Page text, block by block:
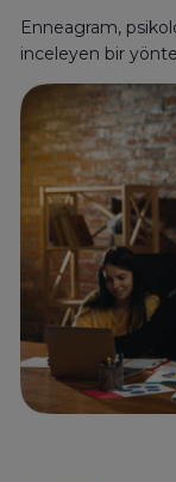
Enneagram,
inceleyen bir